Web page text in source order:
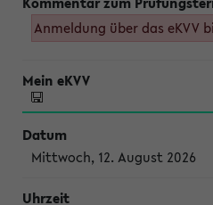
Anmeldung über das eKVV
Mittwoch, 12. August 2026